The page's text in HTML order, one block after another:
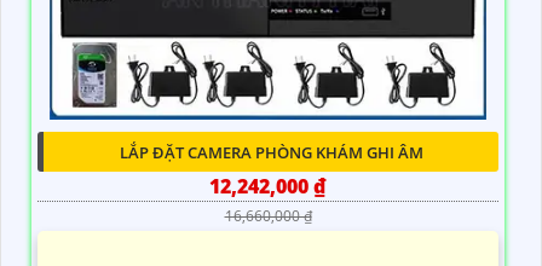
LẮP ĐẶT CAMERA PHÒNG KHÁM GHI ÂM
12,242,000 ₫
16,660,000 ₫